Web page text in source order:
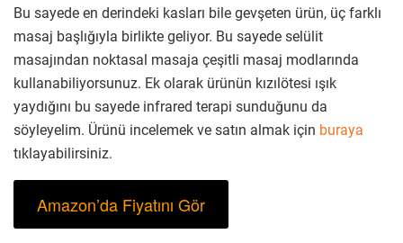
Bu sayede en derindeki kasları bile gevşeten ürün, üç farklı
masaj başlığıyla birlikte geliyor. Bu sayede selülit
masajından noktasal masaja çeşitli masaj modlarında
kullanabiliyorsunuz. Ek olarak ürünün kızılötesi ışık
yaydığını bu sayede infrared terapi sunduğunu da
söyleyelim. Ürünü incelemek ve satın almak için buraya
tıklayabilirsiniz.
Amazon’da Fiyatını Gör